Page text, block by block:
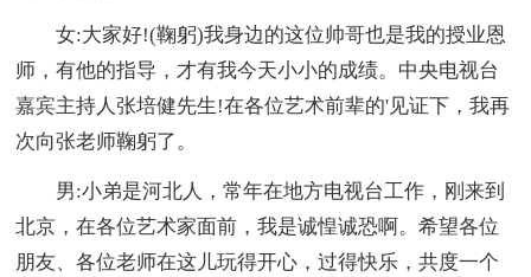
女:大家好!(鞠躬)我身边的这位帅哥也是我的授业恩
师，有他的指导，才有我今天小小的成绩。中央电视台
嘉宾主持人张培健先生!在各位艺术前辈的'见证下，我再
次向张老师鞠躬了。
男:小弟是河北人，常年在地方电视台工作，刚来到
北京，在各位艺术家面前，我是诚惶诚恐啊。希望各位
朋友、各位老师在这儿玩得开心，过得快乐，共度一个